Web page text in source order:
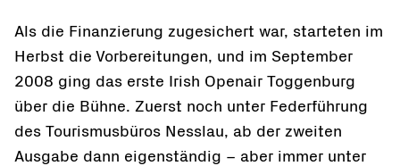
Als die Finanzierung zugesichert war, starteten im
Herbst die Vorbereitungen, und im September
2008 ging das erste Irish Openair Toggenburg
über die Bühne. Zuerst noch unter Federführung
des Tourismusbüros Nesslau, ab der zweiten
Ausgabe dann eigenständig – aber immer unter